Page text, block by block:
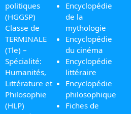
politiques
(HGGSP)
Classe de
TERMINALE
(Tle) –
Spécialité:
Humanités,
Littérature et
Philosophie
(HLP)
Encyclopédie
de la
mythologie
Encyclopédie
du cinéma
Encyclopédie
littéraire
Encyclopédie
philosophique
Fiches de